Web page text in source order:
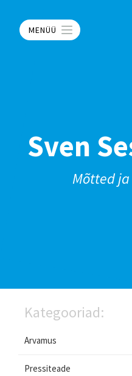
MENÜÜ
Sven
Mõtted
Kategooriad:
Arvamus
Pressiteade